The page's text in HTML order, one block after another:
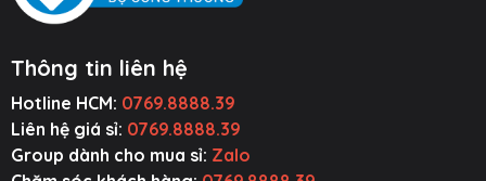
Kiện Ô Tô
Thông tin liên hệ
Hotline HCM: 0769.8888.39
Liên hệ giá sỉ: 0769.8888.39
Group dành cho mua sỉ: Zalo